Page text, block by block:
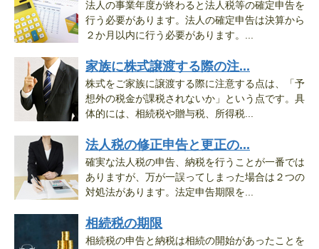
法人の事業年度が終わると法人税等の確定申告を
行う必要があります。法人の確定申告は決算から
２か月以内に行う必要があります。...
家族に株式譲渡する際の注...
株式をご家族に譲渡する際に注意する点は、「予
想外の税金が課税されないか」という点です。具
体的には、相続税や贈与税、所得税...
法人税の修正申告と更正の...
確実な法人税の申告、納税を行うことが一番では
ありますが、万が一誤ってしまった場合は２つの
対処法があります。法定申告期限を...
相続税の期限
相続税の申告と納税は相続の開始があったことを